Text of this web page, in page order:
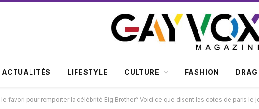
ACTUALITÉS LIFESTYLE CULTURE FASHION DRAG
le favori pour remporter la célébrité Big Brother? Voici ce que disent les cotes de paris le